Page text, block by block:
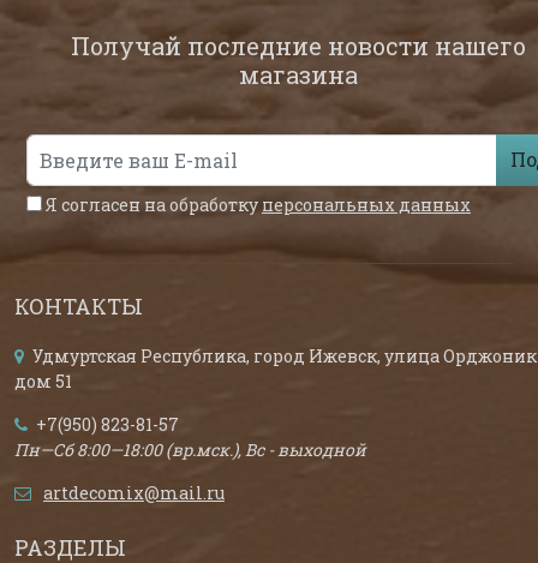
Получай последние новости нашего
магазина
Я согласен на обработку персональных данных
КОНТАКТЫ
Удмуртская Республика, город Ижевск, улица
дом 51
+7(950) 823-81-57
Пн—Сб 8:00—18:00 (вр.мск.), Вс - выходной
artdecomix@mail.ru
РАЗДЕЛЫ